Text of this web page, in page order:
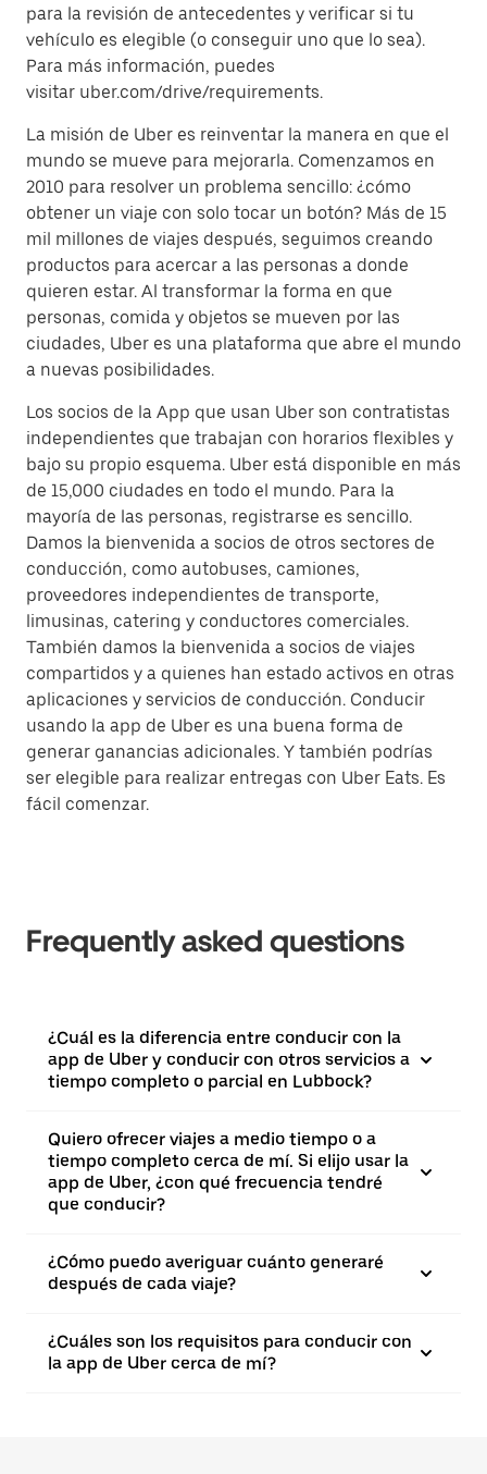
para la revisión de antecedentes y verificar si tu
vehículo es elegible (o conseguir uno que lo sea).
Para más información, puedes
visitar uber.com/drive/requirements.
La misión de Uber es reinventar la manera en que el
mundo se mueve para mejorarla. Comenzamos en
2010 para resolver un problema sencillo: ¿cómo
obtener un viaje con solo tocar un botón? Más de 15
mil millones de viajes después, seguimos creando
productos para acercar a las personas a donde
quieren estar. Al transformar la forma en que
personas, comida y objetos se mueven por las
ciudades, Uber es una plataforma que abre el mundo
a nuevas posibilidades.
Los socios de la App que usan Uber son contratistas
independientes que trabajan con horarios flexibles y
bajo su propio esquema. Uber está disponible en más
de 15,000 ciudades en todo el mundo. Para la
mayoría de las personas, registrarse es sencillo.
Damos la bienvenida a socios de otros sectores de
conducción, como autobuses, camiones,
proveedores independientes de transporte,
limusinas, catering y conductores comerciales.
También damos la bienvenida a socios de viajes
compartidos y a quienes han estado activos en otras
aplicaciones y servicios de conducción. Conducir
usando la app de Uber es una buena forma de
generar ganancias adicionales. Y también podrías
ser elegible para realizar entregas con Uber Eats. Es
fácil comenzar.
Frequently asked questions
¿Cuál es la diferencia entre conducir con la
app de Uber y conducir con otros servicios a
tiempo completo o parcial en Lubbock?
Quiero ofrecer viajes a medio tiempo o a
tiempo completo cerca de mí. Si elijo usar la
app de Uber, ¿con qué frecuencia tendré
que conducir?
¿Cómo puedo averiguar cuánto generaré
después de cada viaje?
¿Cuáles son los requisitos para conducir con
la app de Uber cerca de mí?